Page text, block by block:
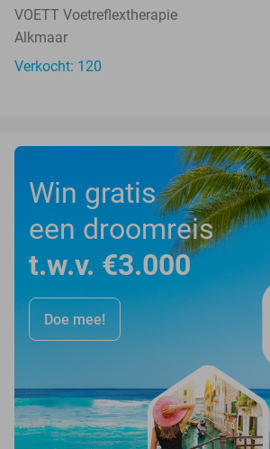
VOETT Voetreflextherapie
Alkmaar
Verkocht: 120
Win gratis
een droomreis
t.w.v. €3.000
Doe mee!